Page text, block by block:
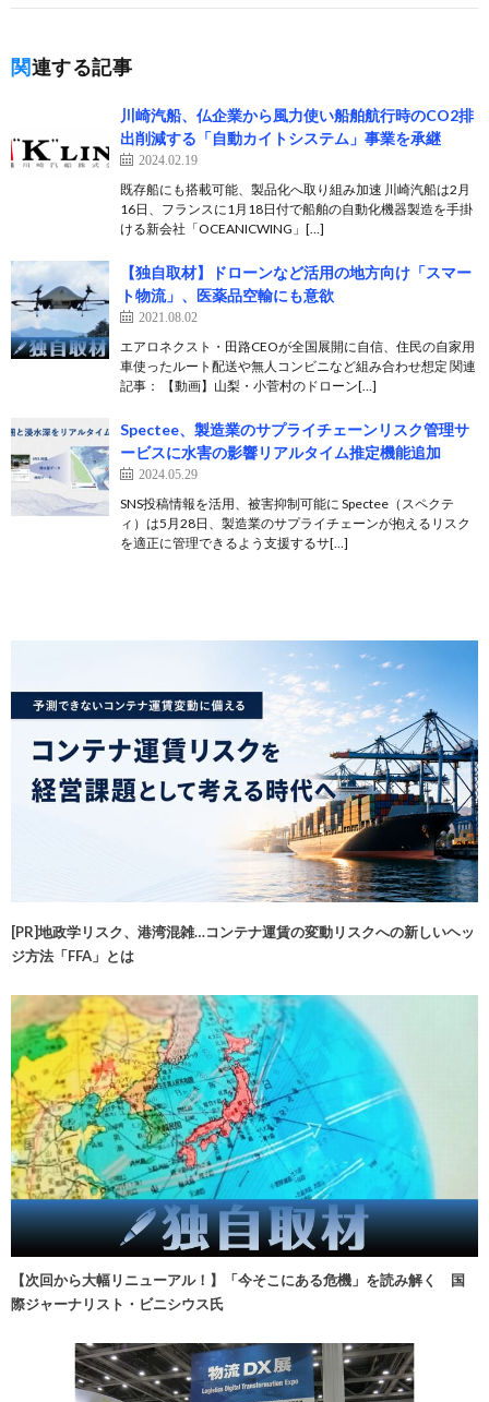
関連する記事
川崎汽船、仏企業から風力使い船舶航行時のCO2排
出削減する「自動カイトシステム」事業を承継
2024.02.19
既存船にも搭載可能、製品化へ取り組み加速 川崎汽船は2月
16日、フランスに1月18日付で船舶の自動化機器製造を手掛
ける新会社「OCEANICWING」[…]
【独自取材】ドローンなど活用の地方向け「スマー
ト物流」、医薬品空輸にも意欲
2021.08.02
エアロネクスト・田路CEOが全国展開に自信、住民の自家用
車使ったルート配送や無人コンビニなど組み合わせ想定 関連
記事： 【動画】山梨・小菅村のドローン[…]
Spectee、製造業のサプライチェーンリスク管理サ
ービスに水害の影響リアルタイム推定機能追加
2024.05.29
SNS投稿情報を活用、被害抑制可能に Spectee（スペクテ
ィ）は5月28日、製造業のサプライチェーンが抱えるリスク
を適正に管理できるよう支援するサ[…]
[PR]地政学リスク、港湾混雑…コンテナ運賃の変動リスクへの新しいヘッ
ジ方法「FFA」とは
【次回から大幅リニューアル！】「今そこにある危機」を読み解く 国
際ジャーナリスト・ビニシウス氏